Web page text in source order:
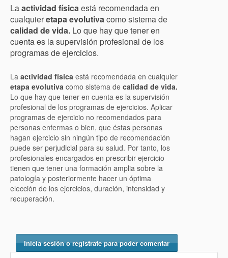
Laactividad físicaestá recomendada en
cualquieretapa evolutivacomo sistema de
calidad de vida. Lo que hay que tener en
cuenta es la supervisión profesional de los
programas de ejercicios.
La actividad física está recomendada en cualquier
etapa evolutiva como sistema de calidad de vida.
Lo que hay que tener en cuenta es la supervisión
profesional de los programas de ejercicios. Aplicar
programas de ejercicio no recomendados para
personas enfermas o bien, que éstas personas
hagan ejercicio sin ningún tipo de recomendación
puede ser perjudicial para su salud. Por tanto, los
profesionales encargados en prescribir ejercicio
tienen que tener una formación amplia sobre la
patología y posteriormente hacer un óptima
elección de los ejercicios, duración, intensidad y
recuperación.
Inicia sesión o regístrate para poder comentar